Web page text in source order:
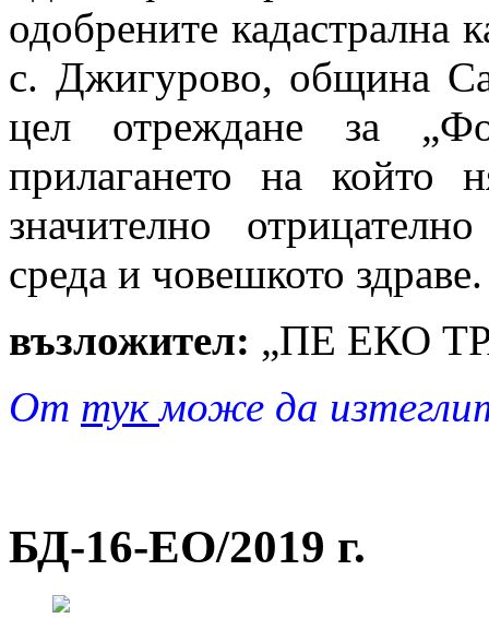
одобрените кадастрална
с. Джигурово, община
цел отреждане за
прилагането на който
значително
среда и човешкото здраве.
възложител: „ПЕ ЕКО
От тукможе да
БД-16-EO/2019 г.